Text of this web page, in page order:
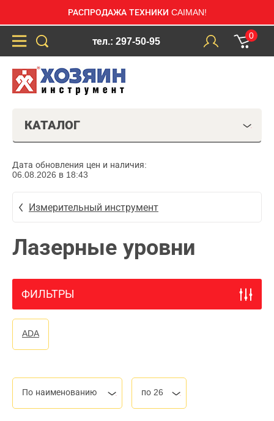
РАСПРОДАЖА ТЕХНИКИ CAIMAN!
тел.: 297-50-95
0
КАТАЛОГ
Дата обновления цен и наличия:
06.08.2026 в 18:43
Измерительный инструмент
Лазерные уровни
ФИЛЬТРЫ
ADA
По наименованию по 26